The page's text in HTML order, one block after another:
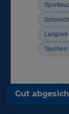
Tauchen
Gut